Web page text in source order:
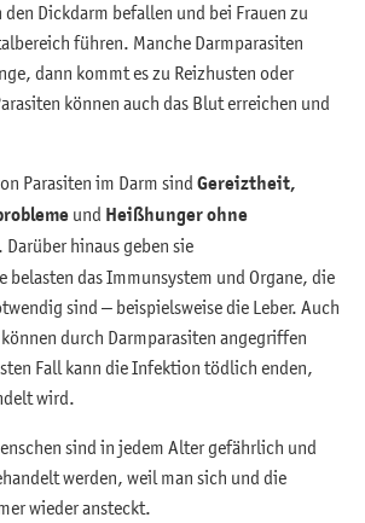
den Dickdarm befallen und bei Frauen zu
führen. Manche Darmparasiten
dann kommt es zu Reizhusten oder
können auch das Blut erreichen und
Parasiten im Darm sind Gereiztheit,
und Heißhunger ohne
. Darüber hinaus geben sie
belasten das Immunsystem und Organe, die
sind – beispielsweise die Leber. Auch
durch Darmparasiten angegriffen
Fall kann die Infektion tödlich enden,
wird.
sind in jedem Alter gefährlich und
werden, weil man sich und die
wieder ansteckt.